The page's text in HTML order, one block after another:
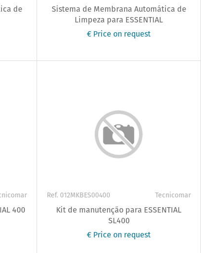
de
Sistema de Membrana Automática de
Limpeza para ESSENTIAL
€ Price on request
400
Ref. 012MKBES00400 Tecnicomar
Kit de manutenção para ESSENTIAL
SL400
€ Price on request